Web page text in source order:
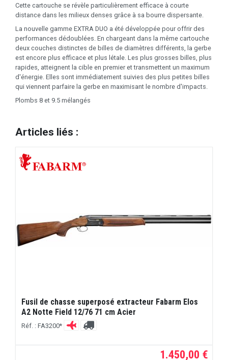
Cette cartouche se révèle particulièrement efficace à courte
distance dans les milieux denses grâce à sa bourre dispersante.
La nouvelle gamme EXTRA DUO a été développée pour offrir des
performances dédoublées. En chargeant dans la même cartouche
deux couches distinctes de billes de diamètres différents, la gerbe
est encore plus efficace et plus létale. Les plus grosses billes, plus
rapides, atteignent la cible en premier et transmettent un maximum
d'énergie. Elles sont immédiatement suivies des plus petites billes
qui viennent parfaire la gerbe en maximisant le nombre d'impacts.
Plombs 8 et 9.5 mélangés
Articles liés :
Fusil de chasse superposé extracteur Fabarm Elos
A2 Notte Field 12/76 71 cm Acier
Réf. : FA3200*
1.450,00 €